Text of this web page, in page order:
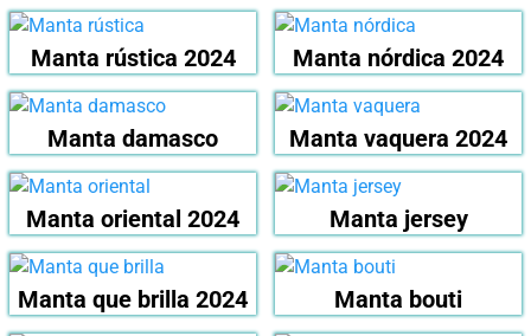
Manta rústica 2024 Manta nórdica 2024
Manta damasco Manta vaquera 2024
Manta oriental 2024 Manta jersey
Manta que brilla 2024 Manta bouti